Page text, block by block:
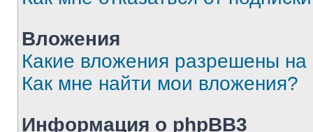
Вложения
Какие вложения разрешены
Как мне найти мои вложения?
Информация о phpBB3